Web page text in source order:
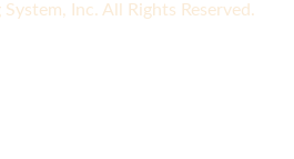
Inc. All Rights Reserved.